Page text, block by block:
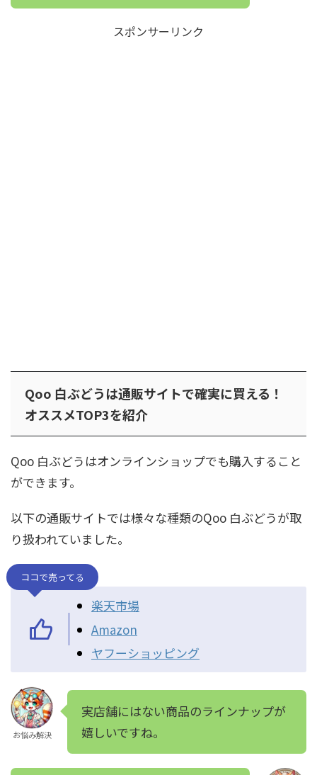
スポンサーリンク
Qoo 白ぶどうは通販サイトで確実に買える！
オススメTOP3を紹介
Qoo 白ぶどうはオンラインショップでも購入すること
ができます。
以下の通販サイトでは様々な種類のQoo 白ぶどうが取
り扱われていました。
ココで売ってる
楽天市場
Amazon
ヤフーショッピング
お悩み解決
実店舗にはない商品のラインナップが
嬉しいですね。